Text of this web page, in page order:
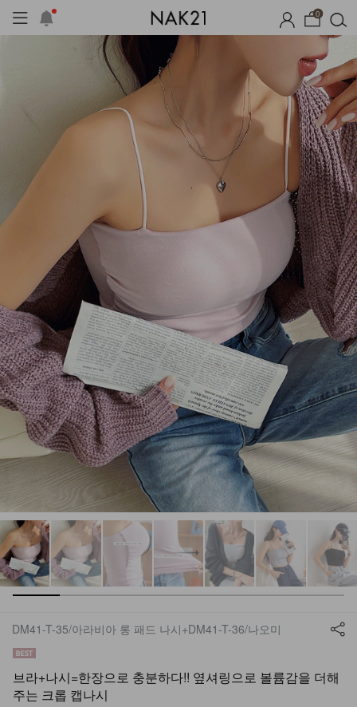
0
제작 여름 잠옷 장마템 기획전 오늘출발 시즌
DM41-T-35/아라비아 롱 패드 나시+DM41-T-36/나오미
브라+나시=한장으로 충분하다!! 옆셔링으로 볼륨감을 더해
주는 크롭 캡나시